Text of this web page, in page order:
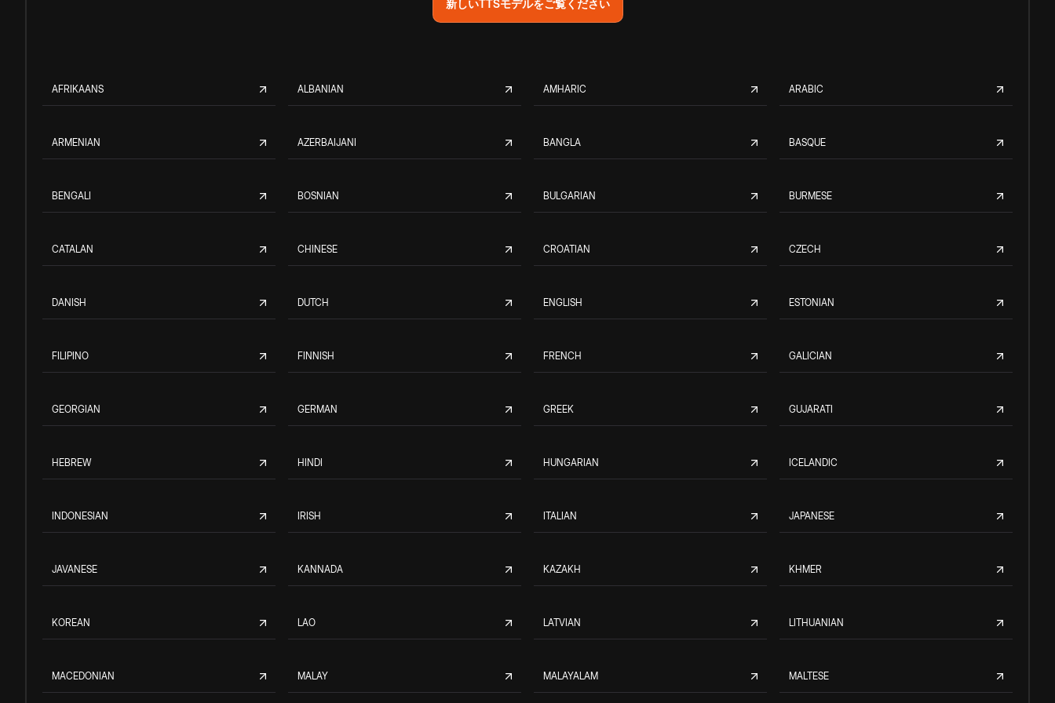
新しいTTSモデルをご覧ください
AFRIKAANS ALBANIAN AMHARIC ARABIC
ARMENIAN AZERBAIJANI BANGLA BASQUE
BENGALI BOSNIAN BULGARIAN BURMESE
CATALAN CHINESE CROATIAN CZECH
DANISH DUTCH ENGLISH ESTONIAN
FILIPINO FINNISH FRENCH GALICIAN
GEORGIAN GERMAN GREEK GUJARATI
HEBREW HINDI HUNGARIAN ICELANDIC
INDONESIAN IRISH ITALIAN JAPANESE
JAVANESE KANNADA KAZAKH KHMER
KOREAN LAO LATVIAN LITHUANIAN
MACEDONIAN MALAY MALAYALAM MALTESE